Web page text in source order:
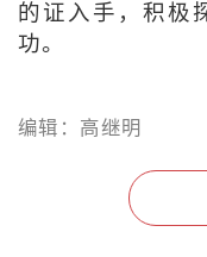
的证入手，积极
功。
编辑：高继明